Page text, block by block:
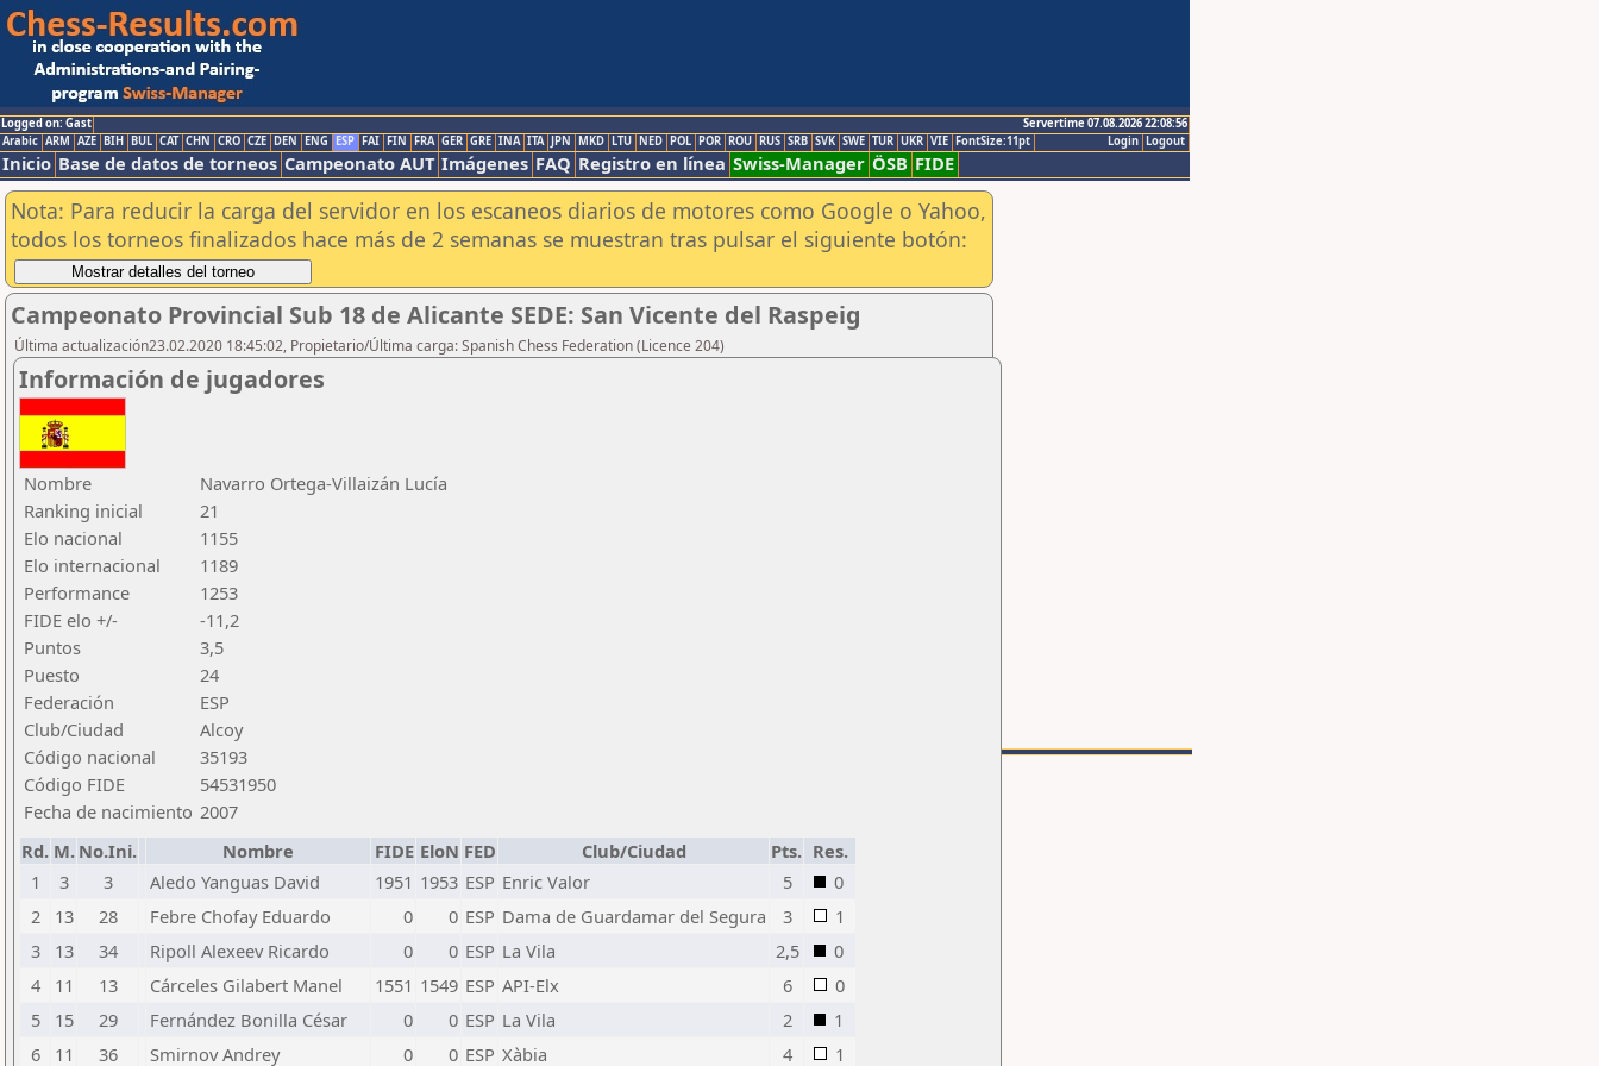
Logged on: Gast
Servertime 07.08.2026 22:08:56
Logout
Login
Arabic ARM AZE BIH BUL CAT CHN CRO CZE DEN ENG ESP FAI FIN FRA GER GRE INA ITA JPN MKD LTU NED POL POR ROU RUS SRB SVK SWE TUR UKR VIE FontSize:11pt
Inicio Base de datos de torneos Campeonato AUT Imágenes FAQ Registro en línea Swiss-Manager ÖSB FIDE
Nota: Para reducir la carga del servidor en los escaneos diarios de motores como Google o Yahoo,
todos los torneos finalizados hace más de 2 semanas se muestran tras pulsar el siguiente botón:
Campeonato Provincial Sub 18 de Alicante SEDE: San Vicente del Raspeig
Última actualización23.02.2020 18:45:02, Propietario/Última carga: Spanish Chess Federation (Licence 204)
Información de jugadores
Nombre
Navarro Ortega-Villaizán Lucía
Ranking inicial
21
Elo nacional
1155
Elo internacional
1189
Performance
1253
FIDE elo +/-
-11,2
Puntos
3,5
Puesto
24
Federación
ESP
Club/Ciudad
Alcoy
Código nacional
35193
Código FIDE
54531950
Fecha de nacimiento 2007
Rd. M. No.Ini. Nombre FIDE EloN FED Club/Ciudad Pts. Res.
1
3 3 Aledo Yanguas David 1951 1953 ESP Enric Valor 5
0
2
13 28 Febre Chofay Eduardo 0 0 ESP Dama de Guardamar del Segura 3
1
3
13 34 Ripoll Alexeev Ricardo 0 0 ESP La Vila 2,5
0
4
11 13 Cárceles Gilabert Manel 1551 1549 ESP API-Elx 6
0
5
15 29 Fernández Bonilla César 0 0 ESP La Vila 2
1
6
11 36 Smirnov Andrey 0 0 ESP Xàbia 4 1